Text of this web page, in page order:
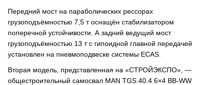
Передний мост на параболических рессорах
грузоподъёмностью 7,5 т оснащён стабилизатором
поперечной устойчивости. А задний ведущий мост
грузоподъёмностью 13 т с гипоидной главной передачей
установлен на пневмоподвеске системы ECAS.
Вторая модель, представленная на «СТРОЙЭКСПО», —
общестроительный самосвал MAN TGS 40.4 6×4 BB-WW